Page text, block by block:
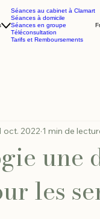
Séances au cabinet à Clamart
Séances à domicile
Séances en groupe
Téléconsultation
Tarifs et Remboursements
une
les
oct. 2022 1 min de